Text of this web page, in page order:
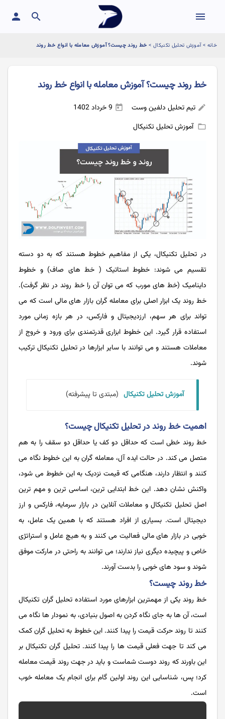
menu
search
person
خانه >آموزش تحلیل تکنیکال > خط روند چیست؟ آموزش معامله با انواع خط روند
خط روند چیست؟ آموزش معامله با انواع خط روند
edit تیم تحلیل دلفین وست today
folder_open آموزش تحلیل تکنیکال
در تحلیل تکنیکال، یکی از مفاهیم خطوط هستند که به دو دسته
تقسیم می شوند: خطوط استاتیک ( خط های صاف) و خطوط
داینامیک (خط های مورب که می توان آن را خط روند در نظر گرفت).
خط روند یک ابزار اصلی برای معامله گران بازار های مالی است که می
‌‌‌‌‌‌‌‌‌‌‌‌تواند برای هر سهم، ارزدیجیتال و فارکس، در هر بازه زمانی مورد
استفاده قرار گیرد. این خطوط ابزاری قدرتمندی برای ورود و خروج از
معاملات هستند و می ‌‌‌‌‌‌‌‌‌‌‌‌توانند با سایر ابزارها در تحلیل تکنیکال ترکیب
شوند.
آموزش تحلیل تکنیکال (مبتدی تا پیشرفته)
اهمیت خط روند در تحلیل تکنیکال چیست؟
خط روند خطی است که حداقل دو کف یا حداقل دو سقف را به هم
متصل می‌‌‌‌‌‌‌‌‌‌‌‌ کند. در حالت ایده آل، معامله گران به این خطوط نگاه می
‌‌‌‌‌‌‌‌‌‌‌‌کنند و انتظار دارند، هنگامی که قیمت نزدیک به این خطوط می شود،
واکنش نشان دهد. این خط ابتدایی‌‌‌‌‌‌‌‌‌‌‌‌ ترین، اساسی ‌‌‌‌‌‌‌‌‌‌‌‌ترین و مهم‌ ترین
اصل تحلیل تکنیکال و معاملات آنلاین در بازار سرمایه، فارکس و ارز
دیجیتال است. بسیاری از افراد هستند که با همین یک عامل، به
خوبی در بازار های مالی فعالیت می کنند و به هیچ عامل و استراتژی
خاص و پیچیده دیگری نیاز ندارند؛ می ‌‌‌‌‌‌‌‌‌‌‌‌توانند به راحتی در مارکت موفق
شوند و سود های خوبی را بدست آورند.
خط روند چیست؟
خط روند یکی از مهمترین ابزارهای مورد استفاده تحلیل گران تکنیکال
است، آن ها به جای نگاه کردن به اصول بنیادی، به نمودار ها نگاه می
کنند تا روند حرکت قیمت را پیدا کنند. این خطوط به تحلیل گران کمک
می کند تا جهت فعلی قیمت ها را پیدا کنند. تحلیل گران تکنیکال بر
این باورند که روند دوست شماست و باید در جهت روند قیمت معامله
کرد؛ پس، شناسایی این روند اولین گام برای انجام یک معامله خوب
است.